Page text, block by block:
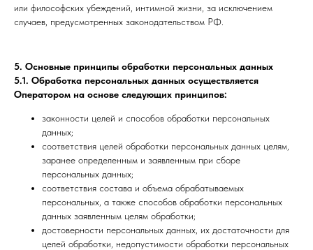
или философских убеждений, интимной жизни, за исключением
случаев, предусмотренных законодательством РФ.
5. Основные принципы обработки персональных данных
5.1. Обработка персональных данных осуществляется
Оператором на основе следующих принципов:
законности целей и способов обработки персональных
данных;
соответствия целей обработки персональных данных целям,
заранее определенным и заявленным при сборе
персональных данных;
соответствия состава и объема обрабатываемых
персональных, а также способов обработки персональных
данных заявленным целям обработки;
достоверности персональных данных, их достаточности для
целей обработки, недопустимости обработки персональных